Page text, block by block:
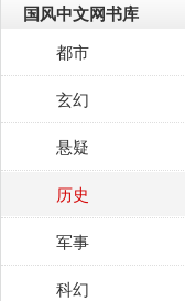
国风中文网书库
都市
玄幻
悬疑
历史
军事
科幻